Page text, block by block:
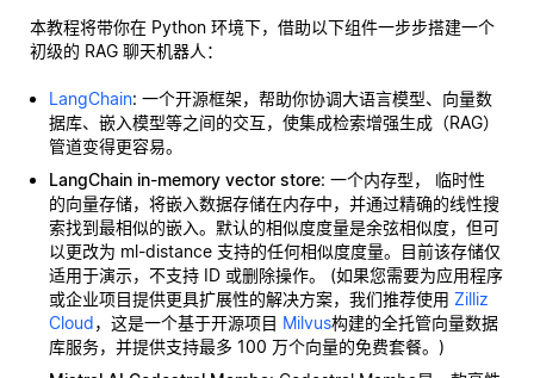
本教程将带你在 Python 环境下，借助以下组件一步步搭建一个
初级的 RAG 聊天机器人：
LangChain: 一个开源框架，帮助你协调大语言模型、向量数
据库、嵌入模型等之间的交互，使集成检索增强生成（RAG）
管道变得更容易。
LangChain in-memory vector store: 一个内存型， 临时性
的向量存储，将嵌入数据存储在内存中，并通过精确的线性搜
索找到最相似的嵌入。默认的相似度度量是余弦相似度，但可
以更改为 ml-distance 支持的任何相似度度量。目前该存储仅
适用于演示，不支持 ID 或删除操作。 (如果您需要为应用程序
或企业项目提供更具扩展性的解决方案，我们推荐使用 Zilliz
Cloud，这是一个基于开源项目 Milvus构建的全托管向量数据
库服务，并提供支持最多 100 万个向量的免费套餐。)